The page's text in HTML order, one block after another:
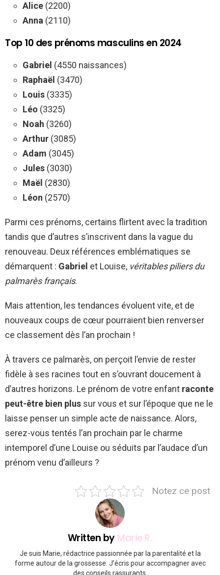
Alice (2200)
Anna (2110)
Top 10 des prénoms masculins en 2024
Gabriel (4550 naissances)
Raphaël (3470)
Louis (3335)
Léo (3325)
Noah (3260)
Arthur (3085)
Adam (3045)
Jules (3030)
Maël (2830)
Léon (2570)
Parmi ces prénoms, certains flirtent avec la tradition
tandis que d’autres s’inscrivent dans la vague du
renouveau. Deux références emblématiques se
démarquent : Gabriel et Louise, véritables piliers du
palmarès français.
Mais attention, les tendances évoluent vite, et de
nouveaux coups de cœur pourraient bien renverser
ce classement dès l’an prochain !
À travers ce palmarès, on perçoit l’envie de rester
fidèle à ses racines tout en s’ouvrant doucement à
d’autres horizons. Le prénom de votre enfant raconte
peut-être bien plus sur vous et sur l’époque que ne le
laisse penser un simple acte de naissance. Alors,
serez-vous tentés l’an prochain par le charme
intemporel d’une Louise ou séduits par l’audace d’un
prénom venu d’ailleurs ?
Notez ce post
Written byMarie R.
Je suis Marie, rédactrice passionnée par la parentalité et la
forme autour de la grossesse. J’écris pour accompagner avec
des conseils rassurants.